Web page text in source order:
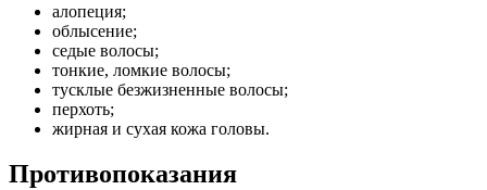
алопеция;
облысение;
седые волосы;
тонкие, ломкие волосы;
тусклые безжизненные волосы;
перхоть;
жирная и сухая кожа головы.
Противопоказания